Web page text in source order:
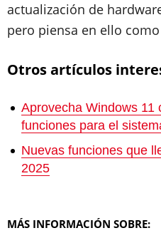
actualización de
pero piensa en ello
Otros artículos
Aprovecha Windows 11
funciones para el
Nuevas funciones que
2025
MÁS INFORMACIÓN SOBRE: